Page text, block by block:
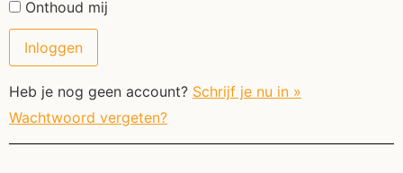
Onthoud mij
Heb je nog geen account? Schrijf je nu in »
Wachtwoord vergeten?